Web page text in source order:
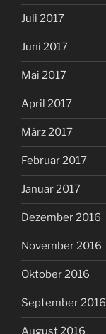
Juli 2017
Juni 2017
Mai 2017
April 2017
März 2017
Februar 2017
Januar 2017
Dezember 2016
November 2016
Oktober 2016
September 2016
August 2016